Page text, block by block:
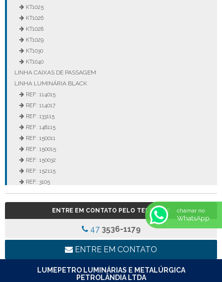
KT1025
KT1026
KT1028
KT1029
KT1030
KT1040
LINHA CAIXAS DE PASSAGEM
LINHA LUMINÁRIA BLACK
REF: 114015
REF: 114017
REF: 133115
REF: 148115
REF: 150011
REF: 150015
REF: 150032
REF: 152115
REF: 3105
REF: 3106
REF: 5105
LINHA LUMINÁRIA COMERCIAL DE EMBUTIR
REF: 102005
REF: 103005
ENTRE EM CONTATO PELO TELEFONE
47 3536-1179
ENTRE EM CONTATO
LUMEPETRO LUMINÁRIAS E METALÚRGICA
PETROLÂNDIA LTDA
chamar no
WhatsApp